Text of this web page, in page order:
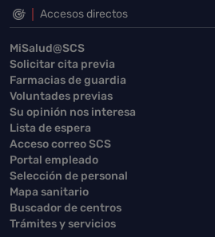
Accesos directos
MiSalud@SCS
Solicitar cita previa
Farmacias de guardia
Voluntades previas
Su opinión nos interesa
Lista de espera
Acceso correo SCS
Portal empleado
Selección de personal
Mapa sanitario
Buscador de centros
Trámites y servicios